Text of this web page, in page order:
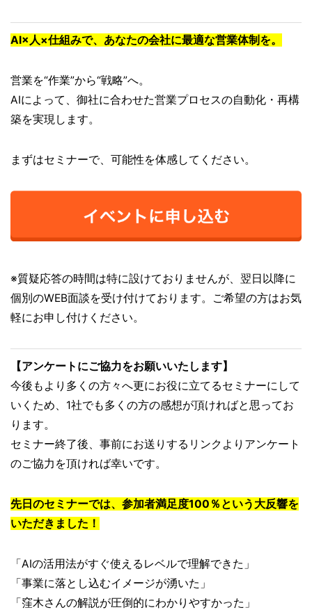
AI×人×仕組みで、あなたの会社に最適な営業体制を。
営業を“作業”から“戦略”へ。
AIによって、御社に合わせた営業プロセスの自動化・再構
築を実現します。
まずはセミナーで、可能性を体感してください。
※質疑応答の時間は特に設けておりませんが、翌日以降に
個別のWEB面談を受け付けております。ご希望の方はお気
軽にお申し付けください。
【アンケートにご協力をお願いいたします】
今後もより多くの方々へ更にお役に立てるセミナーにして
いくため、1社でも多くの方の感想が頂ければと思ってお
ります。
セミナー終了後、事前にお送りするリンクよりアンケート
のご協力を頂ければ幸いです。
先日のセミナーでは、参加者満足度100％という大反響を
いただきました！
「AIの活用法がすぐ使えるレベルで理解できた」
「事業に落とし込むイメージが湧いた」
「窪木さんの解説が圧倒的にわかりやすかった」